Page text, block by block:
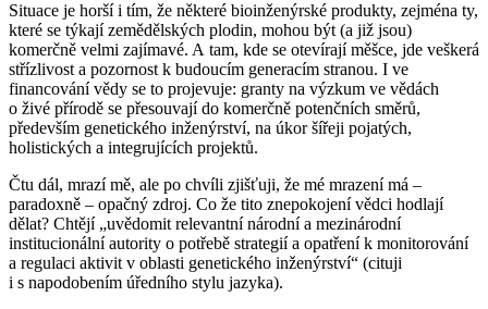
Situace je horší i tím, že některé bioinženýrské produkty, zejména ty,
které se týkají zemědělských plodin, mohou být (a již jsou)
komerčně velmi zajímavé. A tam, kde se otevírají měšce, jde veškerá
střízlivost a pozornost k budoucím generacím stranou. I ve
financování vědy se to projevuje: granty na výzkum ve vědách
o živé přírodě se přesouvají do komerčně potenčních směrů,
především genetického inženýrství, na úkor šířeji pojatých,
holistických a integrujících projektů.
Čtu dál, mrazí mě, ale po chvíli zjišťuji, že mé mrazení má –
paradoxně – opačný zdroj. Co že tito znepokojení vědci hodlají
dělat? Chtějí „uvědomit relevantní národní a mezinárodní
institucionální autority o potřebě strategií a opatření k monitorování
a regulaci aktivit v oblasti genetického inženýrství“ (cituji
i s napodobením úředního stylu jazyka).